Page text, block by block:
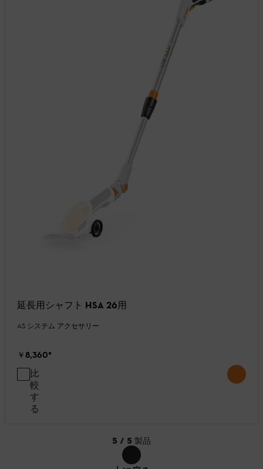
延長用シャフト HSA 26用
AS システム アクセサリー
￥8,360*
比
較
す
る
5 / 5 製品